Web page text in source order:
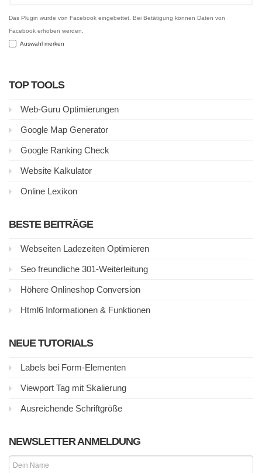
Das Plugin wurde von Facebook eingebettet. Bei Betätigung können Daten von
Facebook erhoben werden.
Auswahl merken
TOP TOOLS
Web-Guru Optimierungen
Google Map Generator
Google Ranking Check
Website Kalkulator
Online Lexikon
BESTE BEITRÄGE
Webseiten Ladezeiten Optimieren
Seo freundliche 301-Weiterleitung
Höhere Onlineshop Conversion
Html6 Informationen & Funktionen
NEUE TUTORIALS
Labels bei Form-Elementen
Viewport Tag mit Skalierung
Ausreichende Schriftgröße
NEWSLETTER ANMELDUNG